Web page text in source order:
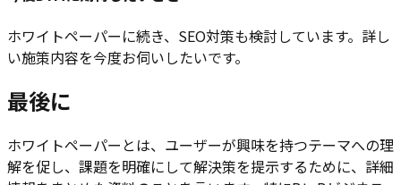
ホワイトペーパーに続き、SEO対策も検討しています。詳し
い施策内容を今度お伺いしたいです。
最後に
ホワイトペーパーとは、ユーザーが興味を持つテーマへの理
解を促し、課題を明確にして解決策を提示するために、詳細